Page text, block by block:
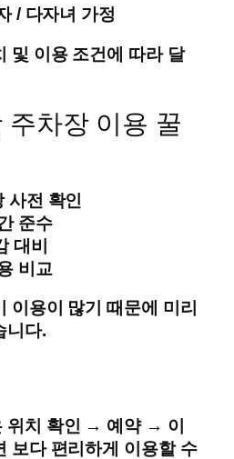
/ 다자녀 가정
및 이용 조건에 따라 달
주차장 이용 꿀
사전 확인
준수
대비
비교
이용이 많기 때문에 미리
니다.
위치 확인 → 예약 → 이
보다 편리하게 이용할 수